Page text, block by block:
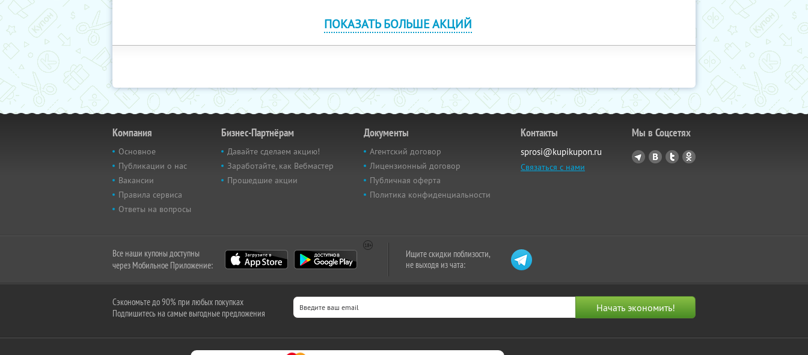
ПОКАЗАТЬ БОЛЬШЕ АКЦИЙ
Компания
Основное
Публикации о нас
Вакансии
Правила сервиса
Ответы на вопросы
Бизнес-Партнёрам
Давайте сделаем акцию!
Заработайте, как Вебмастер
Прошедшие акции
Документы
Агентский договор
Лицензионный договор
Публичная оферта
Политика конфиденциальности
Контакты
sprosi@kupikupon.ru
Связаться с нами
Мы в Соцсетях
Все наши купоны доступны
через Мобильное Приложение:
Ищите скидки поблизости,
не выходя из чата:
Сэкономьте до 90% при любых покупках
Подпишитесь на самые выгодные предложения